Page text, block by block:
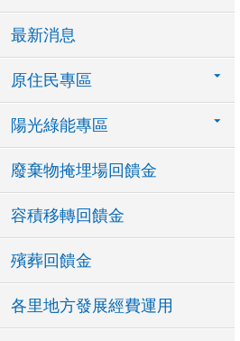
最新消息
原住民專區
陽光綠能專區
廢棄物掩埋場回饋金
容積移轉回饋金
殯葬回饋金
各里地方發展經費運用